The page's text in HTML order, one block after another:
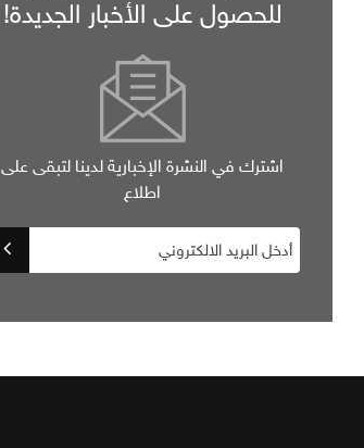
للحصول على الأخبار الجديدة!
اشترك في النشرة الإخبارية لدينا لتبقى على
اطلاع